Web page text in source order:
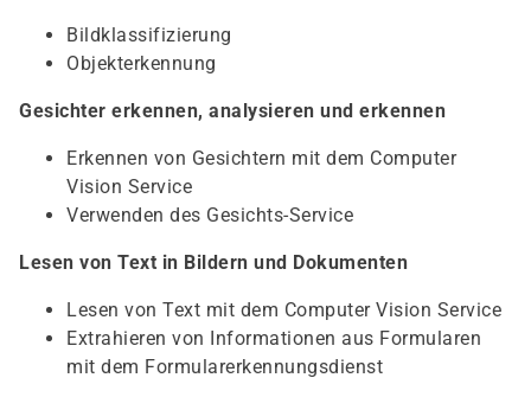
Bildklassifizierung
Objekterkennung
Gesichter erkennen, analysieren und erkennen
Erkennen von Gesichtern mit dem Computer
Vision Service
Verwenden des Gesichts-Service
Lesen von Text in Bildern und Dokumenten
Lesen von Text mit dem Computer Vision Service
Extrahieren von Informationen aus Formularen
mit dem Formularerkennungsdienst